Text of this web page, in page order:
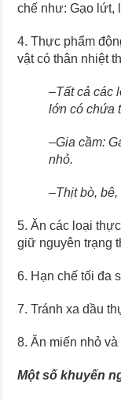
chế như: Gạo lứt,
4. Thực phẩm
vật có thân nhiệt
–Tất cả các
lớn có chứa
–Gia cầm:
nhỏ.
–Thịt bò,
5. Ăn các loại
giữ nguyên trạng
6. Hạn chế tối đa
7. Tránh xa dầu
8. Ăn miến nhỏ
Một số khuyến